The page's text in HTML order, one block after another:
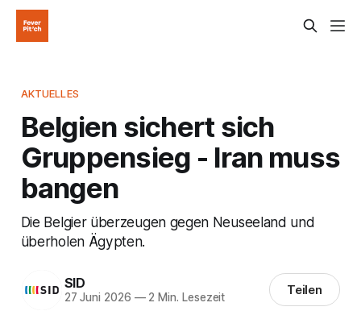
AKTUELLES
Belgien sichert sich
Gruppensieg - Iran muss
bangen
Die Belgier überzeugen gegen Neuseeland und
überholen Ägypten.
SID
27 Juni 2026 —2 Min. Lesezeit Teilen